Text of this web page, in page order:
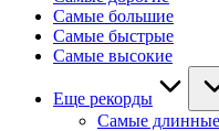
Самые большие
Самые быстрые
Самые высокие
Еще рекорды
Самые длинные